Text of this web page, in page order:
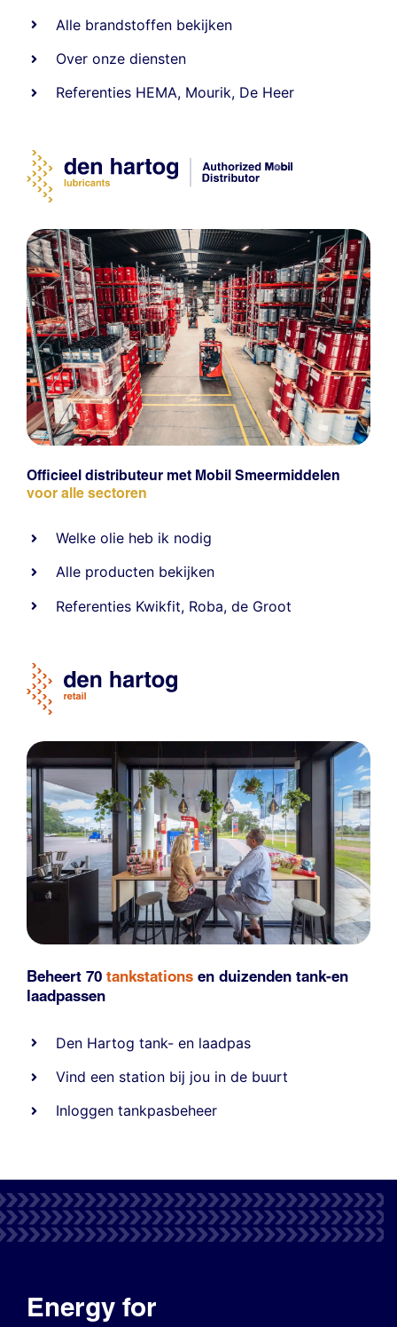
Alle brandstoffen bekijken
Over onze diensten
Referenties HEMA, Mourik, De Heer
Officieel distributeur met Mobil Smeermiddelen
voor alle sectoren
Welke olie heb ik nodig
Alle producten bekijken
Referenties Kwikfit, Roba,de Groot
Beheert 70 tankstations en duizenden tank-en
laadpassen
Den Hartog tank- en laadpas
Vind een station bij jou in de buurt
Inloggen tankpasbeheer
Energy for